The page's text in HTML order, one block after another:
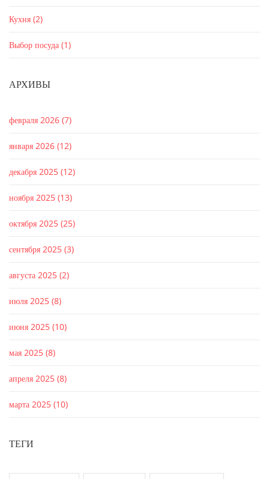
Кухня (2)
Выбор посуда (1)
АРХИВЫ
февраля 2026 (7)
января 2026 (12)
декабря 2025 (12)
ноября 2025 (13)
октября 2025 (25)
сентября 2025 (3)
августа 2025 (2)
июля 2025 (8)
июня 2025 (10)
мая 2025 (8)
апреля 2025 (8)
марта 2025 (10)
ТЕГИ